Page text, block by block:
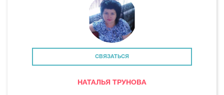
СВЯЗАТЬСЯ
НАТАЛЬЯ ТРУНОВА